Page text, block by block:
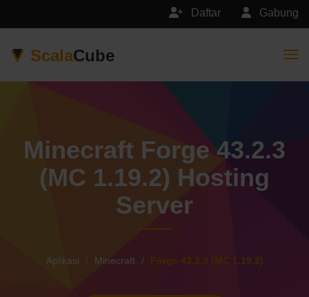
Gabung
Daftar
ScalaCube
Minecraft Forge 43.2.3
(MC 1.19.2) Hosting
Server
Aplikasi Minecraft Forge 43.2.3 (MC 1.19.2)